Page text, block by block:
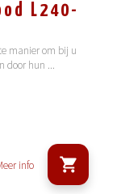
L240-
manier om bij u
door hun ...
info